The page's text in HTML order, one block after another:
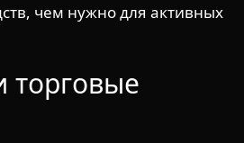
чем нужно для активных
торговые